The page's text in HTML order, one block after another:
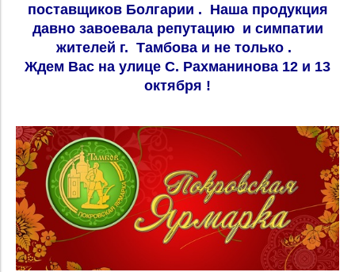
поставщиков Болгарии . Наша продукция
давно завоевала репутацию и симпатии
жителей г. Тамбова и не только .
Ждем Вас на улице С. Рахманинова 12 и 13
октября !